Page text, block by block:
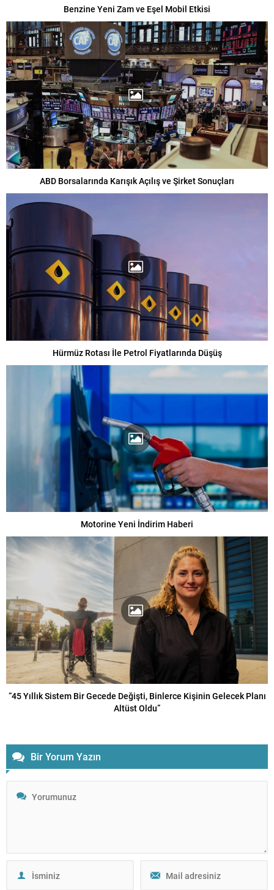
Benzine Yeni Zam ve Eşel Mobil Etkisi
ABD Borsalarında Karışık Açılış ve Şirket Sonuçları
Hürmüz Rotası İle Petrol Fiyatlarında Düşüş
Motorine Yeni İndirim Haberi
“45 Yıllık Sistem Bir Gecede Değişti, Binlerce Kişinin Gelecek Planı
Altüst Oldu”
Bir Yorum Yazın